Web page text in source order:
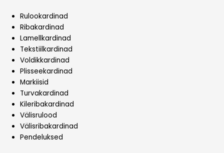
Rulookardinad
Ribakardinad
Lamellkardinad
Tekstiilkardinad
Voldikkardinad
Plisseekardinad
Markiisid
Turvakardinad
Kileribakardinad
Välisrulood
Välisribakardinad
Pendeluksed